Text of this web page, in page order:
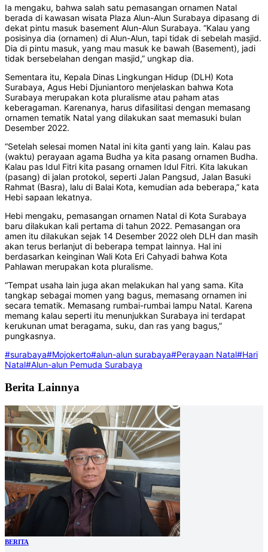
Ia mengaku, bahwa salah satu pemasangan ornamen Natal
berada di kawasan wisata Plaza Alun-Alun Surabaya dipasang di
dekat pintu masuk basement Alun-Alun Surabaya. “Kalau yang
posisinya dia (ornamen) di Alun-Alun, tapi tidak di sebelah masjid.
Dia di pintu masuk, yang mau masuk ke bawah (Basement), jadi
tidak bersebelahan dengan masjid,” ungkap dia.
Sementara itu, Kepala Dinas Lingkungan Hidup (DLH) Kota
Surabaya, Agus Hebi Djuniantoro menjelaskan bahwa Kota
Surabaya merupakan kota pluralisme atau paham atas
keberagaman. Karenanya, harus difasilitasi dengan memasang
ornamen tematik Natal yang dilakukan saat memasuki bulan
Desember 2022.
“Setelah selesai momen Natal ini kita ganti yang lain. Kalau pas
(waktu) perayaan agama Budha ya kita pasang ornamen Budha.
Kalau pas Idul Fitri kita pasang ornamen Idul Fitri. Kita lakukan
(pasang) di jalan protokol, seperti Jalan Pangsud, Jalan Basuki
Rahmat (Basra), lalu di Balai Kota, kemudian ada beberapa,” kata
Hebi sapaan lekatnya.
Hebi mengaku, pemasangan ornamen Natal di Kota Surabaya
baru dilakukan kali pertama di tahun 2022. Pemasangan ora
amen itu dilakukan sejak 14 Desember 2022 oleh DLH dan masih
akan terus berlanjut di beberapa tempat lainnya. Hal ini
berdasarkan keinginan Wali Kota Eri Cahyadi bahwa Kota
Pahlawan merupakan kota pluralisme.
“Tempat usaha lain juga akan melakukan hal yang sama. Kita
tangkap sebagai momen yang bagus, memasang ornamen ini
secara tematik. Memasang rumbai-rumbai lampu Natal. Karena
memang kalau seperti itu menunjukkan Surabaya ini terdapat
kerukunan umat beragama, suku, dan ras yang bagus,”
pungkasnya.
#surabaya#Mojokerto#alun-alun surabaya#Perayaan Natal#Hari
Natal#Alun-alun Pemuda Surabaya
Berita Lainnya
BERITA